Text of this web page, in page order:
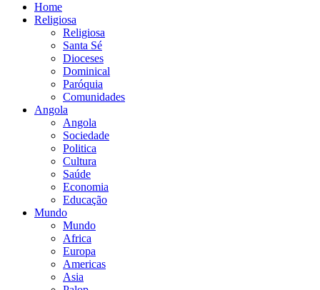
Home
Religiosa
Religiosa
Santa Sé
Dioceses
Dominical
Paróquia
Comunidades
Angola
Angola
Sociedade
Politica
Cultura
Saúde
Economia
Educação
Mundo
Mundo
Africa
Europa
Americas
Asia